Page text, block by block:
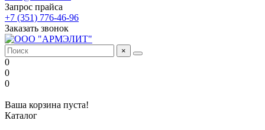
Запрос прайса
+7 (351) 776-46-96
Заказать звонок
×
0
0
0
Ваша корзина пуста!
Каталог